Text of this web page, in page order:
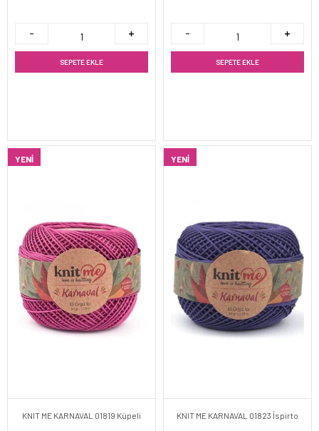
SEPETE EKLE SEPETE EKLE
YENI
KNIT ME KARNAVAL 01819 Küpeli
YENI
KNIT ME KARNAVAL 01823 İspirto